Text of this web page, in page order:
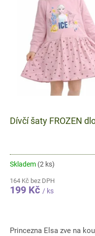
Dívčí šaty FROZEN
Skladem (2 ks)
164 Kč bez DPH
199 Kč / ks
Princezna Elsa zve na